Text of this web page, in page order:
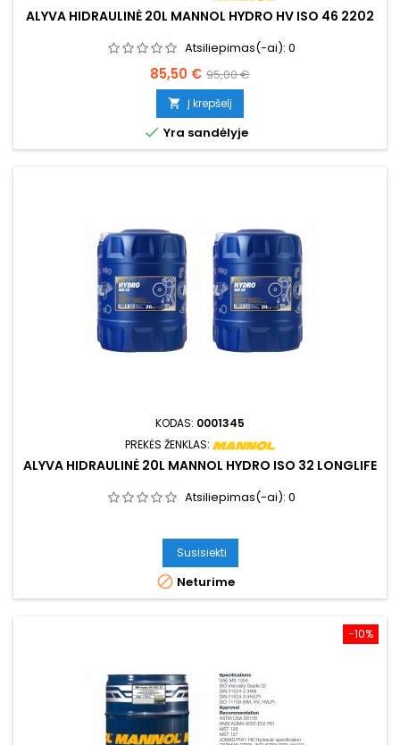
ALYVA HIDRAULINĖ 20L MANNOL HYDRO HV ISO 46 2202
Atsiliepimas(-ai): 0
Kaina
85,50 € Bazinė
kaina
95,00 €
 Į krepšelį
 Yra sandėlyje
KODAS: 0001345
PREKĖS ŽENKLAS:
ALYVA HIDRAULINĖ 20L MANNOL HYDRO ISO 32 LONGLIFE
Atsiliepimas(-ai): 0
Susisiekti
 Neturime
−10%